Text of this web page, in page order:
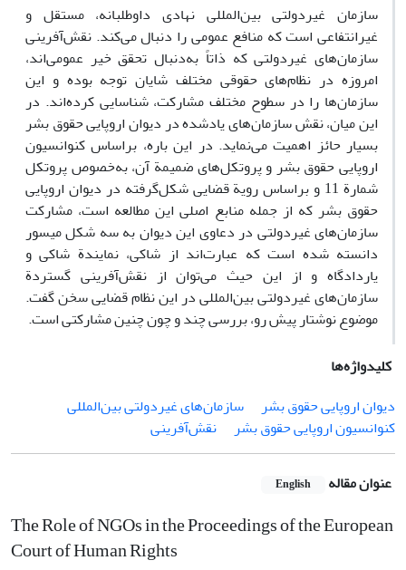
سازمان غیردولتی بین‌المللی نهادی داوطلبانه، مستقل و
غیرانتفاعی است که منافع عمومی را دنبال می‌کند. نقش‌آفرینی
سازمان‌های غیردولتی که ذاتاً به‌دنبال تحقق خیر عمومی‌اند،
امروزه در نظام‌های حقوقی مختلف شایان توجه بوده و این
سازمان‌ها را در سطوح مختلف مشارکت، شناسایی کرده‌اند. در
این میان، نقش سازمان‌های یادشده در دیوان اروپایی حقوق بشر
بسیار حائز اهمیت می‌نماید. در این باره، براساس کنوانسیون
اروپایی حقوق بشر و پروتکل‌های ضمیمة آن، به‌خصوص پروتکل
شمارة 11 و براساس رویة قضایی شکل‌گرفته در دیوان اروپایی
حقوق بشر که از جمله منابع اصلی این مطالعه است، مشارکت
سازمان‌های غیردولتی در دعاوی این دیوان به سه شکل میسور
دانسته شده است که عبارت‌اند از شاکی، نمایندة شاکی و
یاردادگاه و از این حیث می‌توان از نقش‌آفرینی گستردة
سازمان‌های غیردولتی بین‌المللی در این نظام قضایی سخن گفت.
موضوع نوشتار پیش رو، بررسی چند و چون چنین مشارکتی است.
کلیدواژه‌ها
دیوان اروپایی حقوق بشر
سازمان‌های غیردولتی بین‌المللی
کنوانسیون اروپایی حقوق بشر
نقش‌آفرینی
عنوان مقاله English
The Role of NGOs in the Proceedings of the European
Court of Human Rights